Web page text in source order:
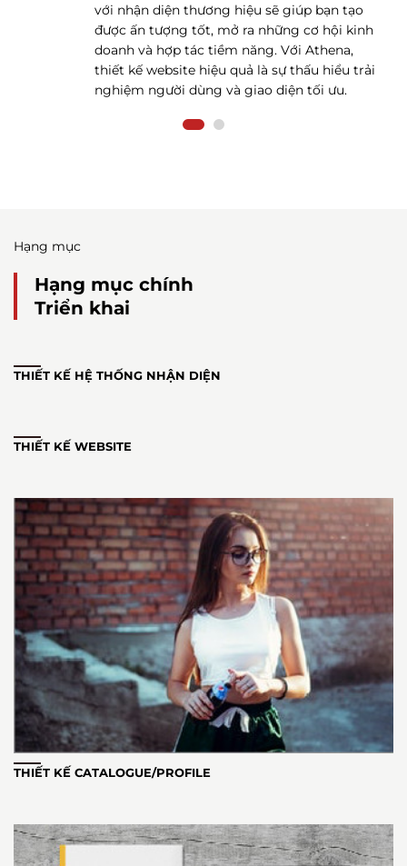
với nhận diện thương hiệu sẽ giúp bạn tạo
được ấn tượng tốt, mở ra những cơ hội kinh
doanh và hợp tác tiềm năng. Với Athena,
thiết kế website hiệu quả là sự thấu hiểu trải
nghiệm người dùng và giao diện tối ưu.
Hạng mục
Hạng mục chính
Triển khai
THIẾT KẾ HỆ THỐNG NHẬN DIỆN
THIẾT KẾ WEBSITE
THIẾT KẾ CATALOGUE/PROFILE